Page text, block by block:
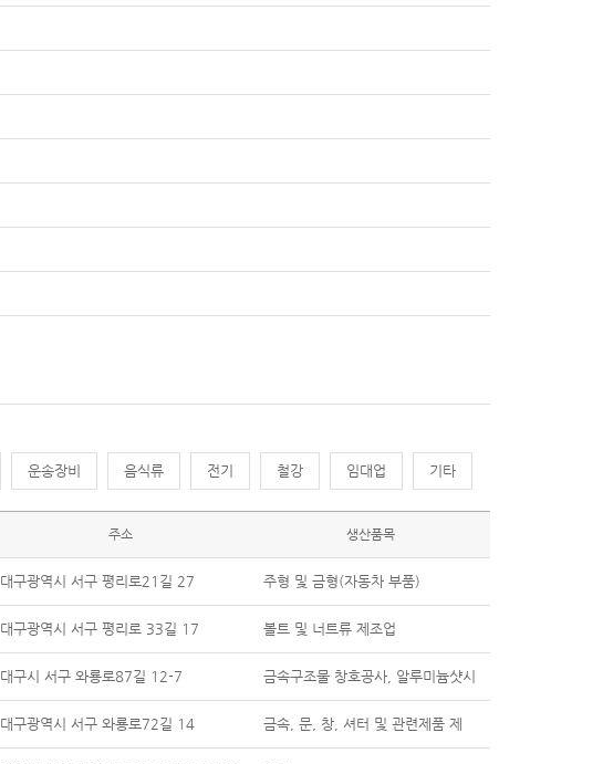
운송장비 음식류 전기 철강 임대업 기타
주소 생산품목
대구광역시 서구 평리로21길 27 주형 및 금형(자동차 부품)
대구광역시 서구 평리로 33길 17 볼트 및 너트류 제조업
대구시 서구 와룡로87길 12-7 금속구조물 창호공사, 알루미늄샷시
대구광역시 서구 와룡로72길 14 금속, 문, 창, 셔터 및 관련제품 제